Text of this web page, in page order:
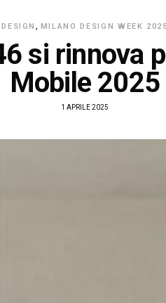
DESIGN, MILANO DESIGN WEEK 2025
si rinnova
Mobile 2025
1 APRILE 2025